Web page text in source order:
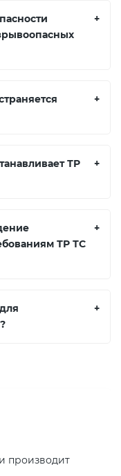
+
+
ТР
+
ТР ТС
+
+
производит